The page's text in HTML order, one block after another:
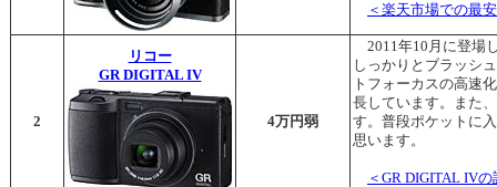
＜楽天市場での最
2
リコー
GR DIGITAL IV
4万円弱
2011年10月に登場
しっかりとブラッシ
トフォーカスの高速
長しています。また
す。普段ポケットに
思います。
＜GR DIGITAL IV